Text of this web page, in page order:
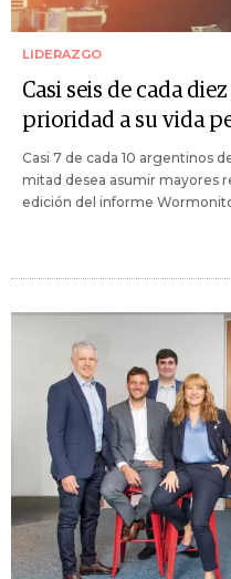
LIDERAZGO
Casi seis de cada
prioridad a su vida
Casi 7 de cada 10 argentinos
mitad desea asumir mayores
edición del informe